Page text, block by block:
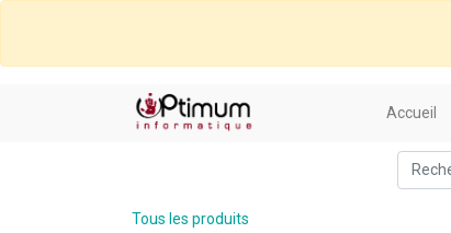
Accueil
Tous les produits